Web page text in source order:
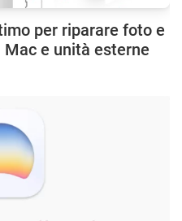
per riparare foto e
e unità esterne